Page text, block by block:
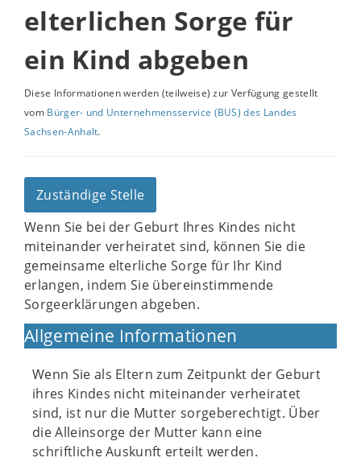
elterlichen Sorge für
ein Kind abgeben
Diese Informationen werden (teilweise) zur Verfügung gestellt
vom Bürger- und Unternehmensservice (BUS) des Landes
Sachsen-Anhalt.
Zuständige Stelle
Wenn Sie bei der Geburt Ihres Kindes nicht
miteinander verheiratet sind, können Sie die
gemeinsame elterliche Sorge für Ihr Kind
erlangen, indem Sie übereinstimmende
Sorgeerklärungen abgeben.
Allgemeine Informationen
Wenn Sie als Eltern zum Zeitpunkt der Geburt
ihres Kindes nicht miteinander verheiratet
sind, ist nur die Mutter sorgeberechtigt. Über
die Alleinsorge der Mutter kann eine
schriftliche Auskunft erteilt werden.